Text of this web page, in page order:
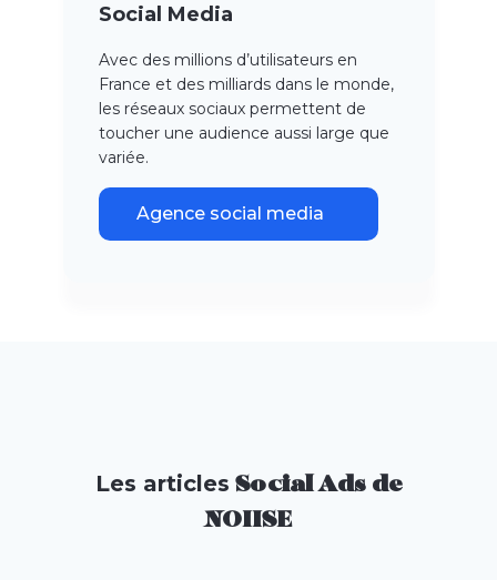
Social Media
Avec des millions d’utilisateurs en
France et des milliards dans le monde,
les réseaux sociaux permettent de
toucher une audience aussi large que
variée.
Agence social media
Les articles Social Ads de
NOIISE